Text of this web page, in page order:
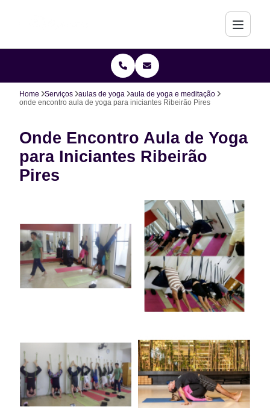
Home Serviços aulas de yoga
aula de yoga e meditação
onde encontro aula de yoga para iniciantes Ribeirão Pires
Onde Encontro Aula de Yoga
para Iniciantes Ribeirão
Pires